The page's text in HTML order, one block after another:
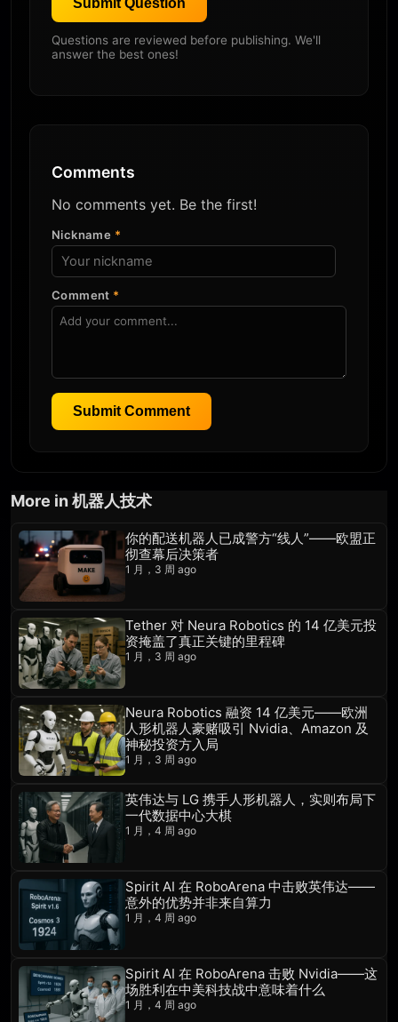
Submit Question
Questions are reviewed before publishing. We'll
answer the best ones!
Comments
No comments yet. Be the first!
Nickname *
Comment *
Submit Comment
More in 机器人技术
你的配送机器人已成警方“线人”——欧盟正
彻查幕后决策者
1 月，3 周 ago
Tether 对 Neura Robotics 的 14 亿美元投
资掩盖了真正关键的里程碑
1 月，3 周 ago
Neura Robotics 融资 14 亿美元——欧洲
人形机器人豪赌吸引 Nvidia、Amazon 及
神秘投资方入局
1 月，3 周 ago
英伟达与 LG 携手人形机器人，实则布局下
一代数据中心大棋
1 月，4 周 ago
Spirit AI 在 RoboArena 中击败英伟达——
意外的优势并非来自算力
1 月，4 周 ago
Spirit AI 在 RoboArena 击败 Nvidia——这
场胜利在中美科技战中意味着什么
1 月，4 周 ago